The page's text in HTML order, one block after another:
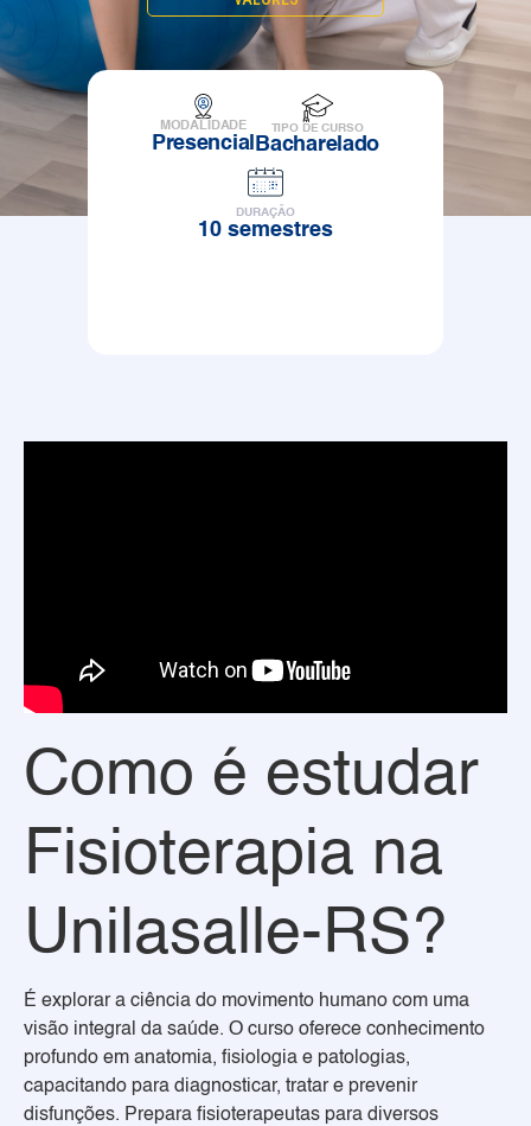
MODALIDADE
Presencial
TIPO DE CURSO
Bacharelado
DURAÇÃO
10 semestres
Como é estudar
Fisioterapia na
Unilasalle-RS?
É explorar a ciência do movimento humano com uma
visão integral da saúde. O curso oferece conhecimento
profundo em anatomia, fisiologia e patologias,
capacitando para diagnosticar, tratar e prevenir
disfunções. Prepara fisioterapeutas para diversos